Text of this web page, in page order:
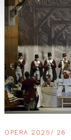
OPERA 2025/ 26